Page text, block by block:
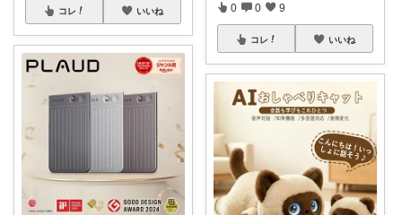
コレ いいね 0 0 9
コレ いいね